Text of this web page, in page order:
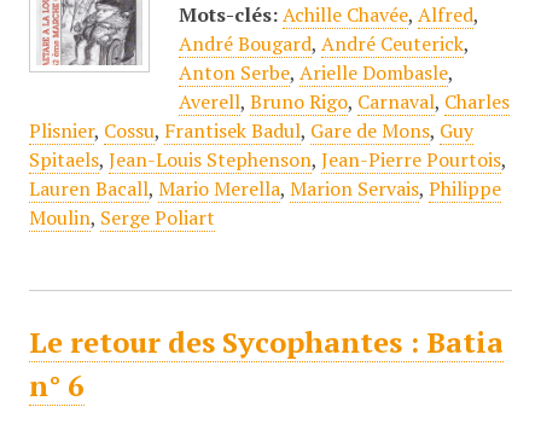
Mots-clés: Achille Chavée, Alfred,
André Bougard, André Ceuterick,
Anton Serbe, Arielle Dombasle,
Averell, Bruno Rigo, Carnaval, Charles
Plisnier, Cossu, Frantisek Badul, Gare de Mons, Guy
Spitaels, Jean-Louis Stephenson, Jean-Pierre Pourtois,
Lauren Bacall, Mario Merella, Marion Servais, Philippe
Moulin, Serge Poliart
Le retour des Sycophantes : Batia
n° 6